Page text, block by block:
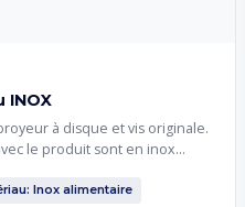
INOX
à disque et vis originale.
le produit sont en inox
en 220V et 380V,
Inox alimentaire